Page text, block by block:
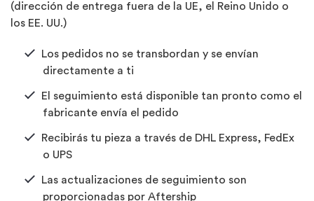
(dirección de entrega fuera de la UE, el Reino Unido o
los EE. UU.)
Los pedidos no se transbordan y se envían
directamente a ti
El seguimiento está disponible tan pronto como el
fabricante envía el pedido
Recibirás tu pieza a través de DHL Express, FedEx
o UPS
Las actualizaciones de seguimiento son
proporcionadas por Aftership